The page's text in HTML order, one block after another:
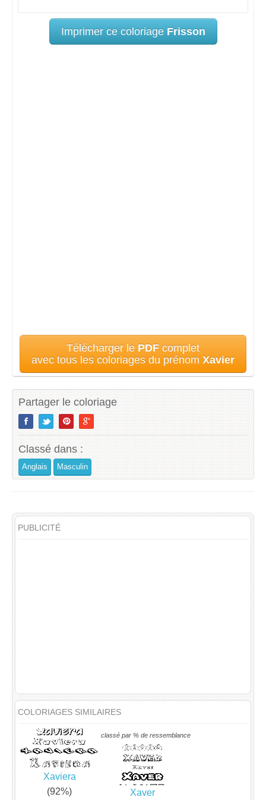
Imprimer ce coloriage Frisson
Télécharger le PDF complet
avec tous les coloriages du prénom Xavier
Partager le coloriage
Classé dans :
Anglais Masculin
PUBLICITÉ
COLORIAGES SIMILAIRES
classé par % de ressemblance
Xaviera
(92%)
Xaver